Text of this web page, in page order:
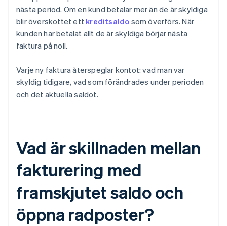
nästa period. Om en kund betalar mer än de är skyldiga
blir överskottet ett kreditsaldo som överförs. När
kunden har betalat allt de är skyldiga börjar nästa
faktura på noll.
Varje ny faktura återspeglar kontot: vad man var
skyldig tidigare, vad som förändrades under perioden
och det aktuella saldot.
Vad är skillnaden mellan
fakturering med
framskjutet saldo och
öppna radposter?